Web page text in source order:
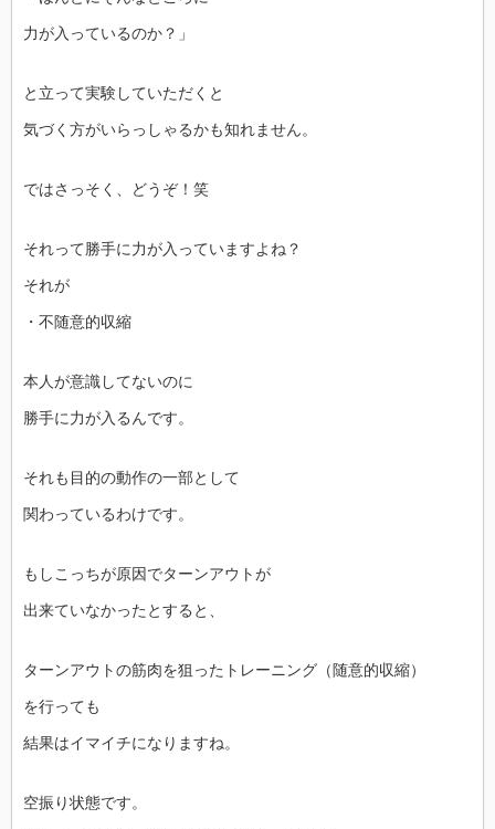
力が入っているのか？」
と立って実験していただくと
気づく方がいらっしゃるかも知れません。
ではさっそく、どうぞ！笑
それって勝手に力が入っていますよね？
それが
・不随意的収縮
本人が意識してないのに
勝手に力が入るんです。
それも目的の動作の一部として
関わっているわけです。
もしこっちが原因でターンアウトが
出来ていなかったとすると、
ターンアウトの筋肉を狙ったトレーニング（随意的収縮）
を行っても
結果はイマイチになりますね。
空振り状態です。